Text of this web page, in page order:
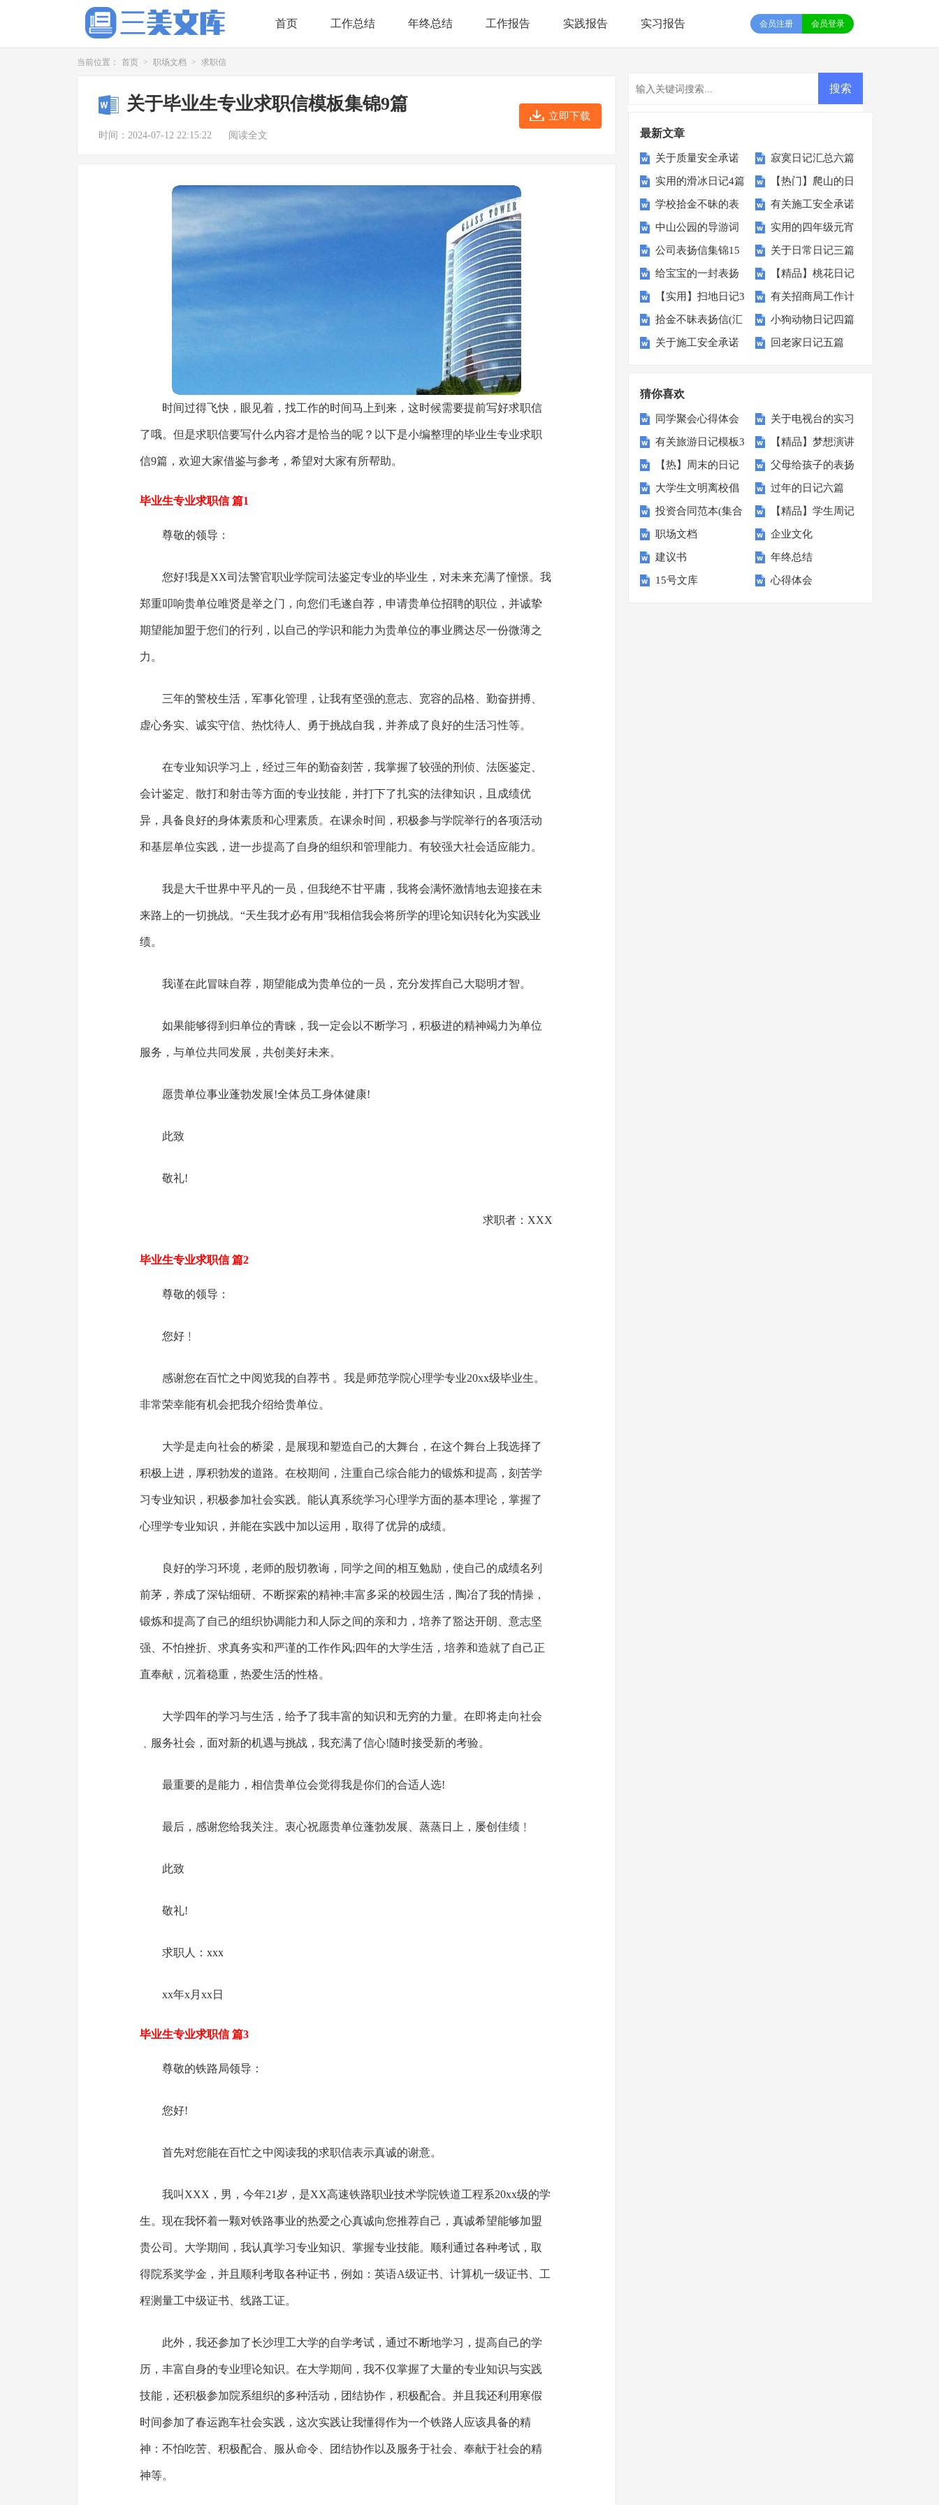
首页 工作总结 年终总结 工作报告 实践报告 实习报告 会员登录
会员注册
当前位置： 首页 > 职场文档 > 求职信
关于毕业生专业求职信模板集锦9篇
时间：2024-07-12 22:15:22 阅读全文
立即下载
时间过得飞快，眼见着，找工作的时间马上到来，这时候需要提前写好求职信
了哦。但是求职信要写什么内容才是恰当的呢？以下是小编整理的毕业生专业求职
信9篇，欢迎大家借鉴与参考，希望对大家有所帮助。
毕业生专业求职信 篇1
尊敬的领导：
您好!我是XX司法警官职业学院司法鉴定专业的毕业生，对未来充满了憧憬。我
郑重叩响贵单位唯贤是举之门，向您们毛遂自荐，申请贵单位招聘的职位，并诚挚
期望能加盟于您们的行列，以自己的学识和能力为贵单位的事业腾达尽一份微薄之
力。
三年的警校生活，军事化管理，让我有坚强的意志、宽容的品格、勤奋拼搏、
虚心务实、诚实守信、热忱待人、勇于挑战自我，并养成了良好的生活习性等。
在专业知识学习上，经过三年的勤奋刻苦，我掌握了较强的刑侦、法医鉴定、
会计鉴定、散打和射击等方面的专业技能，并打下了扎实的法律知识，且成绩优
异，具备良好的身体素质和心理素质。在课余时间，积极参与学院举行的各项活动
和基层单位实践，进一步提高了自身的组织和管理能力。有较强大社会适应能力。
我是大千世界中平凡的一员，但我绝不甘平庸，我将会满怀激情地去迎接在未
来路上的一切挑战。“天生我才必有用”我相信我会将所学的理论知识转化为实践业
绩。
我谨在此冒味自荐，期望能成为贵单位的一员，充分发挥自己大聪明才智。
如果能够得到归单位的青睐，我一定会以不断学习，积极进的精神竭力为单位
服务，与单位共同发展，共创美好未来。
愿贵单位事业蓬勃发展!全体员工身体健康!
此致
敬礼!
求职者：XXX
毕业生专业求职信 篇2
尊敬的领导：
您好﹗
感谢您在百忙之中阅览我的自荐书 。我是师范学院心理学专业20xx级毕业生。
非常荣幸能有机会把我介绍给贵单位。
大学是走向社会的桥梁，是展现和塑造自己的大舞台，在这个舞台上我选择了
积极上进，厚积勃发的道路。在校期间，注重自己综合能力的锻炼和提高，刻苦学
习专业知识，积极参加社会实践。能认真系统学习心理学方面的基本理论，掌握了
心理学专业知识，并能在实践中加以运用，取得了优异的成绩。
良好的学习环境，老师的殷切教诲，同学之间的相互勉励，使自己的成绩名列
前茅，养成了深钻细研、不断探索的精神;丰富多采的校园生活，陶冶了我的情操，
锻炼和提高了自己的组织协调能力和人际之间的亲和力，培养了豁达开朗、意志坚
强、不怕挫折、求真务实和严谨的工作作风;四年的大学生活，培养和造就了自己正
直奉献，沉着稳重，热爱生活的性格。
大学四年的学习与生活，给予了我丰富的知识和无穷的力量。在即将走向社会
﹑服务社会，面对新的机遇与挑战，我充满了信心!随时接受新的考验。
最重要的是能力，相信贵单位会觉得我是你们的合适人选!
最后，感谢您给我关注。衷心祝愿贵单位蓬勃发展、蒸蒸日上，屡创佳绩﹗
此致
敬礼!
求职人：xxx
xx年x月xx日
毕业生专业求职信 篇3
尊敬的铁路局领导：
您好!
首先对您能在百忙之中阅读我的求职信表示真诚的谢意。
我叫XXX，男，今年21岁，是XX高速铁路职业技术学院铁道工程系20xx级的学
生。现在我怀着一颗对铁路事业的热爱之心真诚向您推荐自己，真诚希望能够加盟
贵公司。大学期间，我认真学习专业知识、掌握专业技能。顺利通过各种考试，取
得院系奖学金，并且顺利考取各种证书，例如：英语A级证书、计算机一级证书、工
程测量工中级证书、线路工证。
此外，我还参加了长沙理工大学的自学考试，通过不断地学习，提高自己的学
历，丰富自身的专业理论知识。在大学期间，我不仅掌握了大量的专业知识与实践
技能，还积极参加院系组织的多种活动，团结协作，积极配合。并且我还利用寒假
时间参加了春运跑车社会实践，这次实践让我懂得作为一个铁路人应该具备的精
神：不怕吃苦、积极配合、服从命令、团结协作以及服务于社会、奉献于社会的精
神等。
最新文章
关于质量安全承诺
书锦集七篇
寂寞日记汇总六篇
实用的滑冰日记4篇 【热门】爬山的日
记3篇
学校拾金不昧的表
扬信15篇
有关施工安全承诺
书范文集锦5篇
中山公园的导游词 实用的四年级元宵
作文汇编5篇
公司表扬信集锦15
篇
关于日常日记三篇
给宝宝的一封表扬
信
【精品】桃花日记
四篇
【实用】扫地日记3
篇
有关招商局工作计
划四篇
拾金不昧表扬信(汇
编14篇)
小狗动物日记四篇
关于施工安全承诺 回老家日记五篇
猜你喜欢
同学聚会心得体会 关于电视台的实习
报告十篇
有关旅游日记模板3
篇
【精品】梦想演讲
稿3篇
【热】周末的日记 父母给孩子的表扬
信
大学生文明离校倡
议书范文汇编六篇
过年的日记六篇
投资合同范本(集合
15篇)
【精品】学生周记
锦集9篇
职场文档 企业文化
建议书 年终总结
15号文库 心得体会